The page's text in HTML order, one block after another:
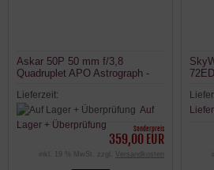
Askar 50P 50 mm f/3,8
Quadruplet APO Astrograph -
Lieferzeit:
Auf
Lager + Überprüfung
Sonderpreis
359,00 EUR
inkl. 19 % MwSt. zzgl. Versandkosten